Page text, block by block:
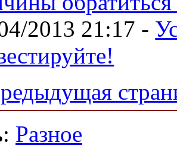
2013 21:17 -
Разное